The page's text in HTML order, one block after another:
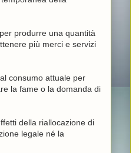
produrre una quantità
più merci e servizi
consumo attuale per
la fame o la domanda di
della riallocazione di
legale né la